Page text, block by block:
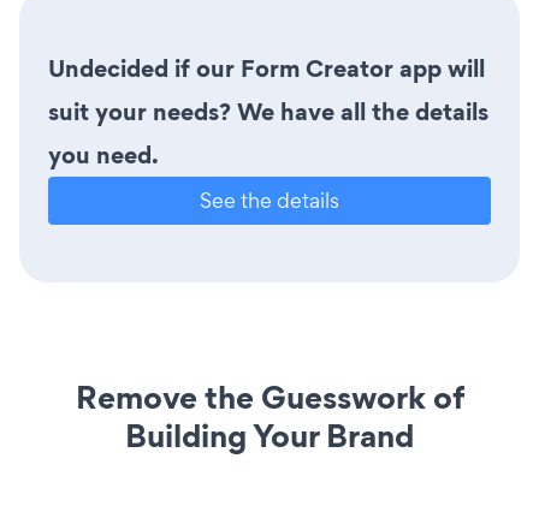
Undecided if our Form Creator app will
suit your needs? We have all the details
you need.
See the details
Remove the Guesswork of
Building Your Brand